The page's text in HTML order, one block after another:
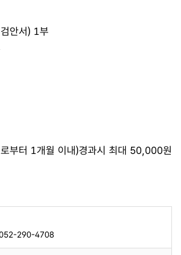
안서) 1부
부터 1개월 이내)경과시 최대 50,000원
290-4708